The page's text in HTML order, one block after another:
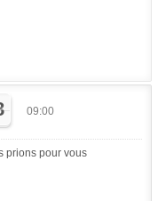
09:00
prions pour vous